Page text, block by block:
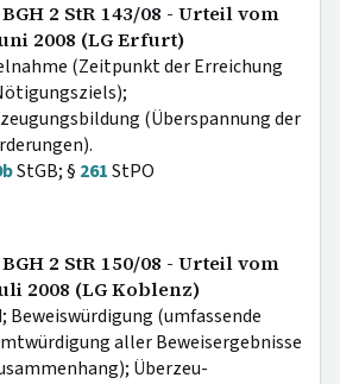
BGH 2 StR 143/08 - Urteil vom
2008 (LG Erfurt)
(Zeitpunkt der Erreichung
(Überspannung der
StGB; § 261StPO
BGH 2 StR 150/08 - Urteil vom
2008 (LG Koblenz)
Beweiswürdigung (umfassende
aller Beweisergebnisse
Überzeu-